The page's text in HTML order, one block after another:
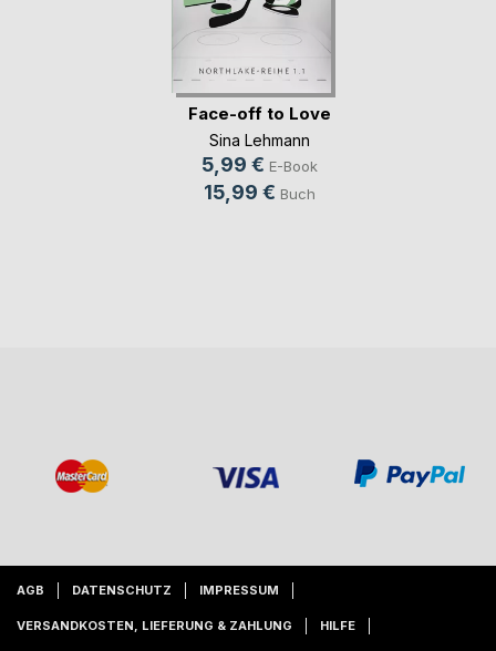
Face-off to Love
Sina Lehmann
5,99 € E-Book
15,99 € Buch
AGB DATENSCHUTZ IMPRESSUM
VERSANDKOSTEN, LIEFERUNG & ZAHLUNG HILFE